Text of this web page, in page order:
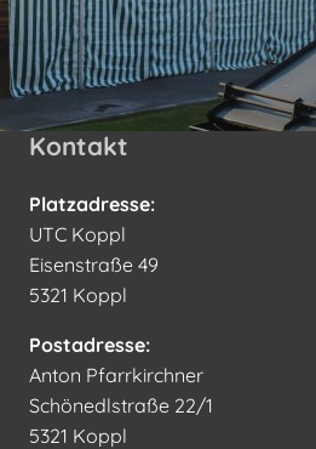
Kontakt
Platzadresse:
UTC Koppl
Eisenstraße 49
5321 Koppl
Postadresse:
Anton Pfarrkirchner
Schönedlstraße 22/1
5321 Koppl